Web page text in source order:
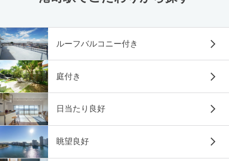
ルーフバルコニー付き
庭付き
日当たり良好
眺望良好